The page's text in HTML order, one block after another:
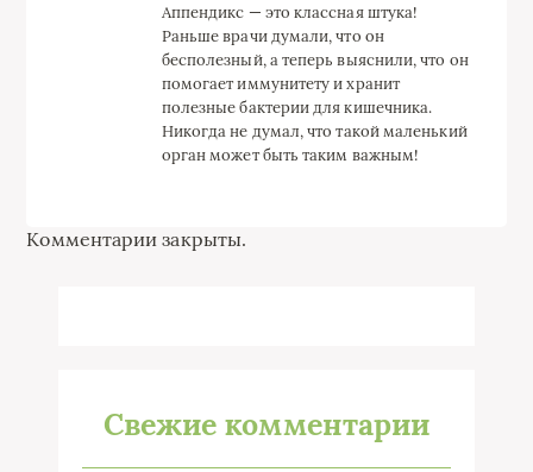
Аппендикс — это классная штука!
Раньше врачи думали, что он
бесполезный, а теперь выяснили, что он
помогает иммунитету и хранит
полезные бактерии для кишечника.
Никогда не думал, что такой маленький
орган может быть таким важным!
Комментарии закрыты.
Свежие комментарии